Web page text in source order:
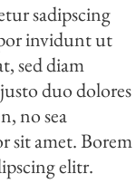
sadipscing
invidunt ut
sed diam
duo dolores
no sea
sit amet. Borem
elitr.